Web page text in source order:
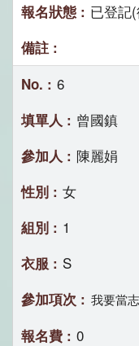
已登記
6
曾國鎮
陳麗娟
女
1
S
我要當
0